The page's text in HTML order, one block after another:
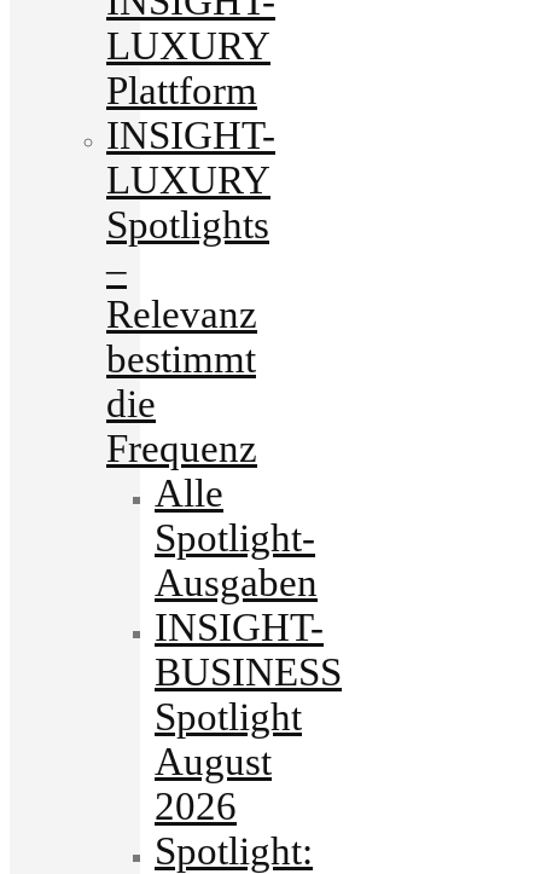
LUXURY
Plattform
INSIGHT-
LUXURY
Spotlights
–
Relevanz
bestimmt
die
Frequenz
Alle
Spotlight-
Ausgaben
INSIGHT-
BUSINESS
Spotlight
August
2026
Spotlight: